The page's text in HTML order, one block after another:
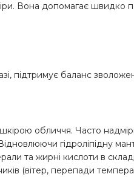
Вона допомагає швидко
підтримує баланс
обличчя. Часто
гідроліпідну
та жирні кислоти в
(вітер, перепади